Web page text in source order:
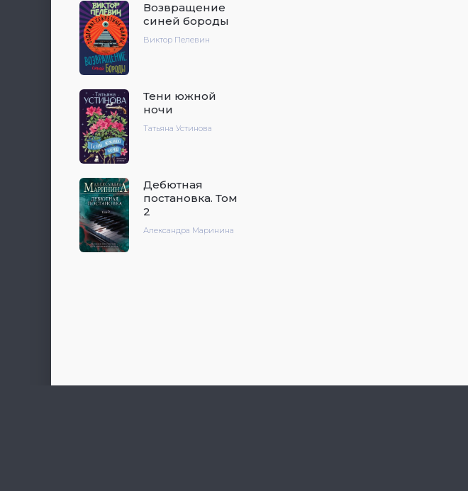
Возвращение
синей бороды
Виктор Пелевин
Тени южной
ночи
Татьяна Устинова
Дебютная
постановка. Том
2
Александра Маринина